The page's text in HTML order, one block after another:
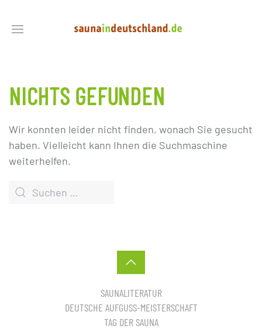
NICHTS GEFUNDEN
Wir konnten leider nicht finden, wonach Sie gesucht
haben. Vielleicht kann Ihnen die Suchmaschine
weiterhelfen.
SAUNALITERATUR
DEUTSCHE AUFGUSS-MEISTERSCHAFT
TAG DER SAUNA